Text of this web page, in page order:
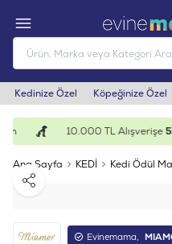
Kedinize Özel Köpeğinize Özel
10.000 TL Alışverişe
Ana Sayfa KEDİ Kedi Ödül
Paylaş
Evinemama,